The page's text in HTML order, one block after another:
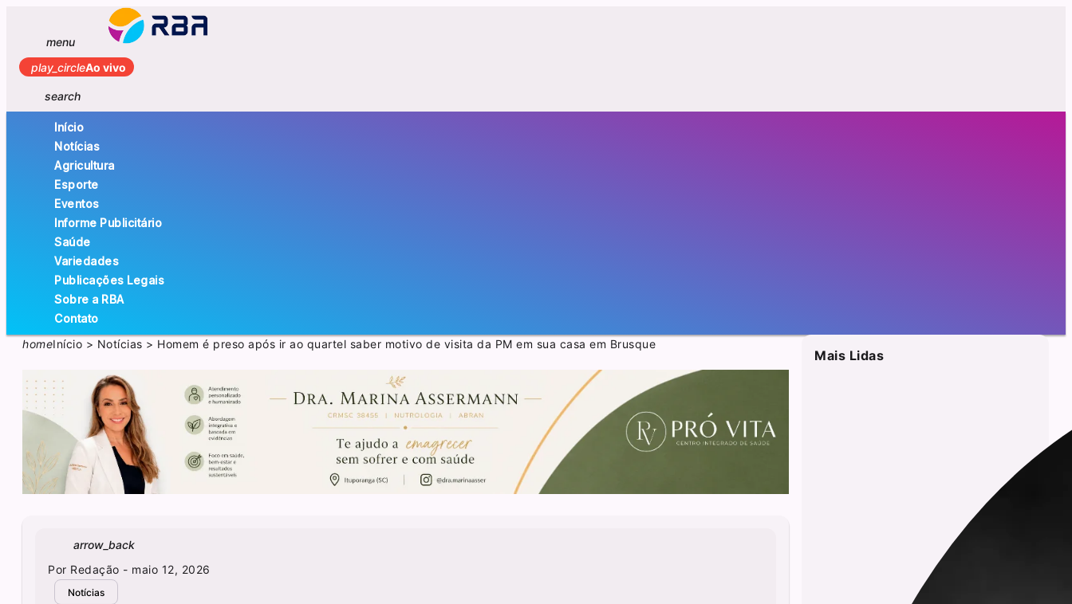
menu
play_circleAo vivo
search
Início
Notícias
Agricultura
Esporte
Eventos
Informe Publicitário
Saúde
Variedades
Publicações Legais
Sobre a RBA
Contato
homeInício > Notícias > Homem é preso após ir ao quartel saber motivo de visita da PM em sua casa em Brusque
arrow_back
Por Redação - maio 12, 2026
Notícias
Mais Lidas